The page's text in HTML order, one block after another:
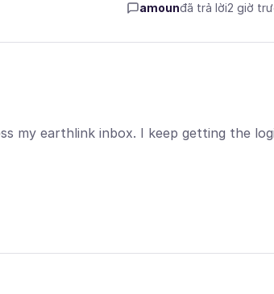
amounđã trả lời2 giờ
my earthlink inbox. I keep getting the